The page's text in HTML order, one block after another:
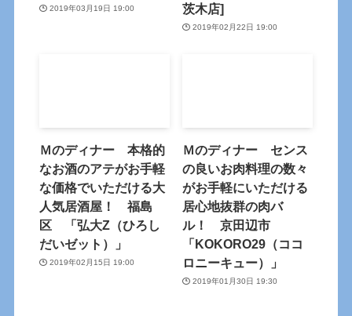
2019年03月19日 19:00
茨木店]
2019年02月22日 19:00
Ｍのディナー 本格的
なお酒のアテがお手軽
な価格でいただける大
人気居酒屋！ 福島
区 「弘大Z（ひろし
だいゼット）」
2019年02月15日 19:00
Ｍのディナー センス
の良いお肉料理の数々
がお手軽にいただける
居心地抜群の肉バ
ル！ 京田辺市
「KOKORO29（ココ
ロニーキュー）」
2019年01月30日 19:30